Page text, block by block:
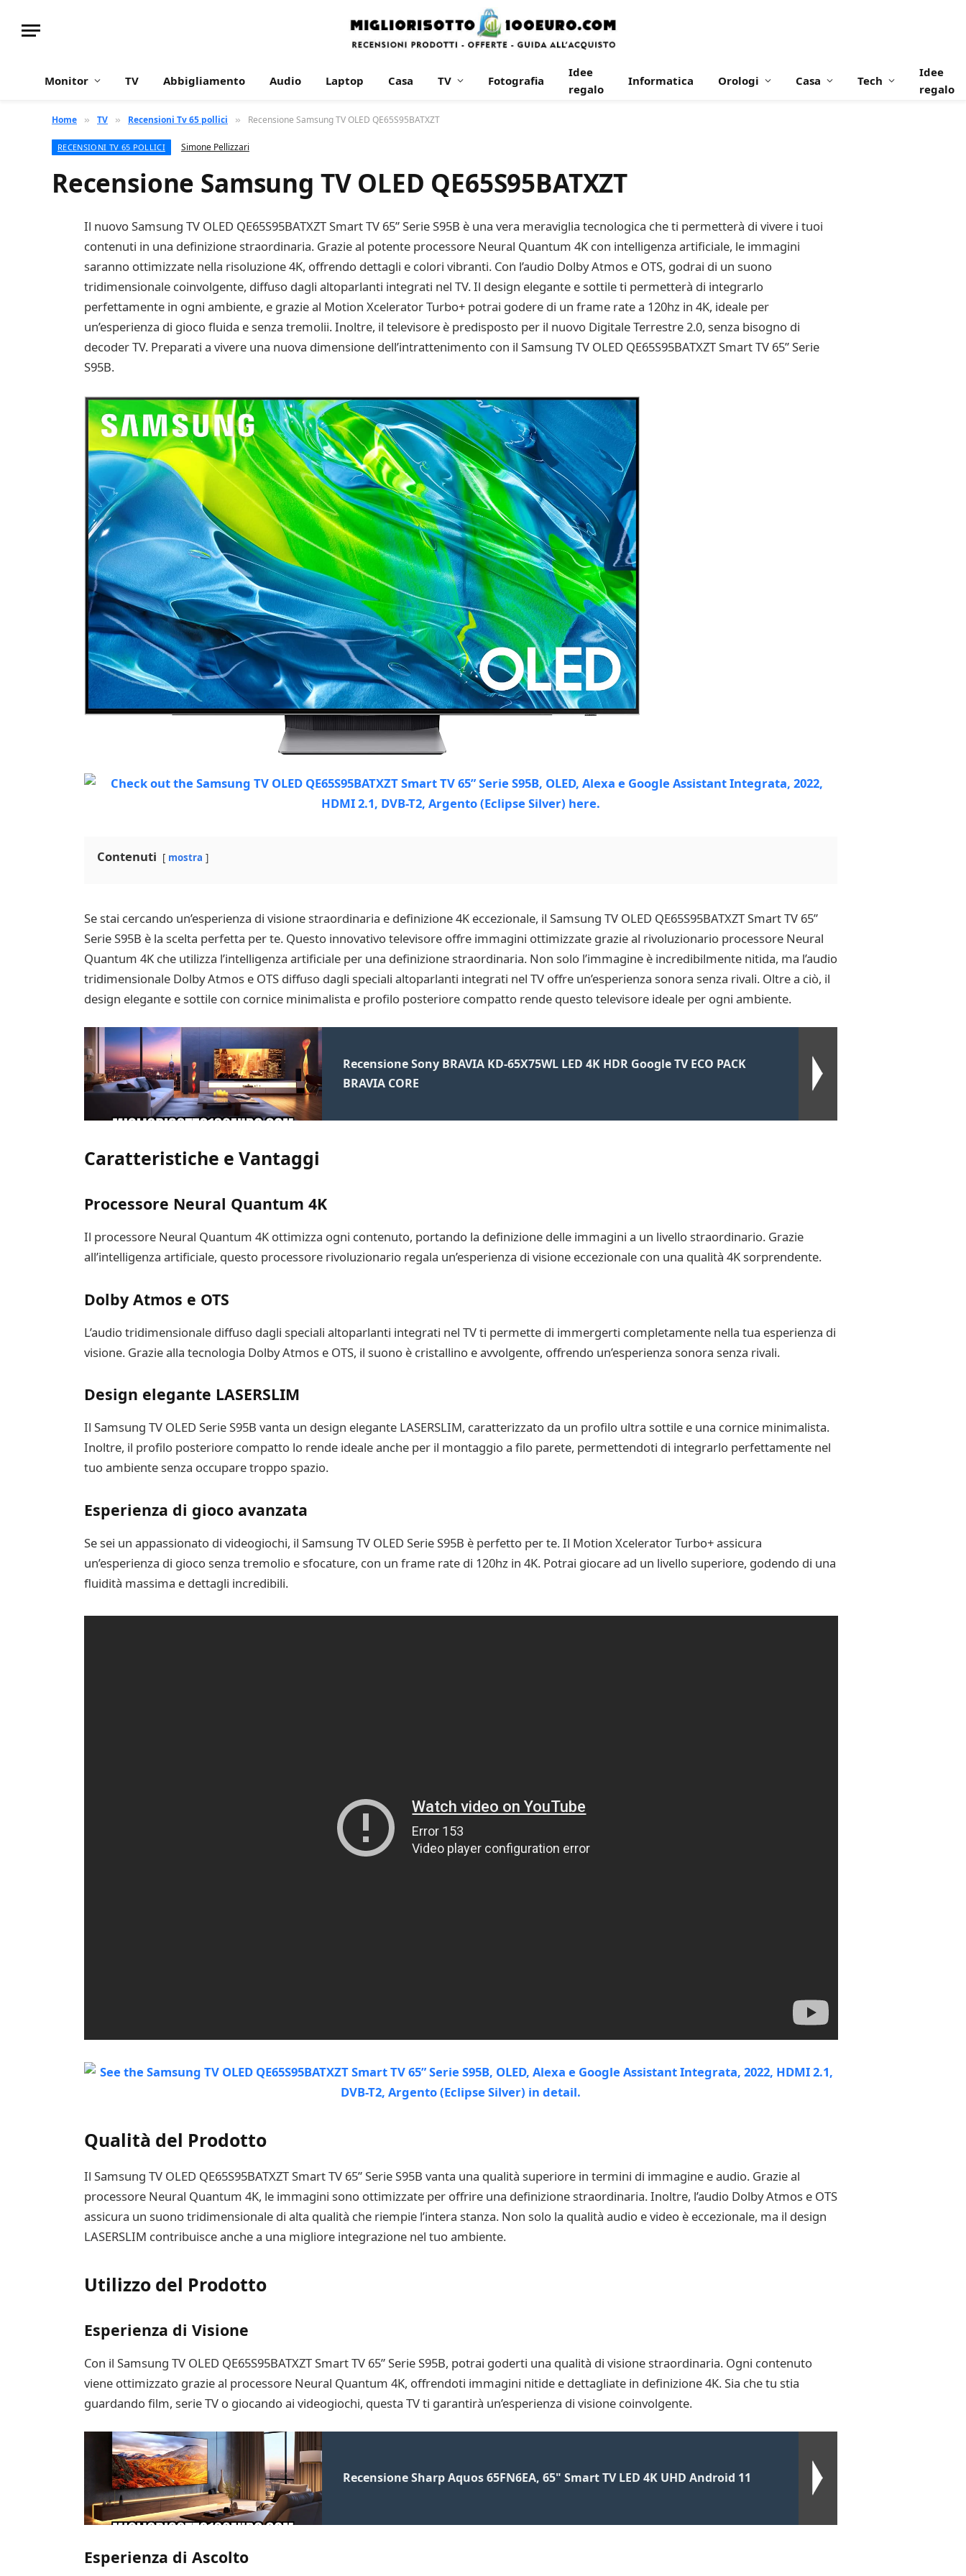
Monitor TV Abbigliamento Audio Laptop Casa TV Fotografia
Idee
regalo
Informatica Orologi Casa Tech
Idee
regalo
Home » TV » Recensioni Tv 65 pollici » Recensione Samsung TV OLED QE65S95BATXZT
RECENSIONI TV 65 POLLICI Simone Pellizzari
Recensione Samsung TV OLED QE65S95BATXZT
Il nuovo Samsung TV OLED QE65S95BATXZT Smart TV 65” Serie S95B è una vera meraviglia tecnologica che ti permetterà di vivere i tuoi
contenuti in una definizione straordinaria. Grazie al potente processore Neural Quantum 4K con intelligenza artificiale, le immagini
saranno ottimizzate nella risoluzione 4K, offrendo dettagli e colori vibranti. Con l’audio Dolby Atmos e OTS, godrai di un suono
tridimensionale coinvolgente, diffuso dagli altoparlanti integrati nel TV. Il design elegante e sottile ti permetterà di integrarlo
perfettamente in ogni ambiente, e grazie al Motion Xcelerator Turbo+ potrai godere di un frame rate a 120hz in 4K, ideale per
un’esperienza di gioco fluida e senza tremolii. Inoltre, il televisore è predisposto per il nuovo Digitale Terrestre 2.0, senza bisogno di
decoder TV. Preparati a vivere una nuova dimensione dell’intrattenimento con il Samsung TV OLED QE65S95BATXZT Smart TV 65” Serie
S95B.
Contenuti mostra
Se stai cercando un’esperienza di visione straordinaria e definizione 4K eccezionale, il Samsung TV OLED QE65S95BATXZT Smart TV 65”
Serie S95B è la scelta perfetta per te. Questo innovativo televisore offre immagini ottimizzate grazie al rivoluzionario processore Neural
Quantum 4K che utilizza l’intelligenza artificiale per una definizione straordinaria. Non solo l’immagine è incredibilmente nitida, ma l’audio
tridimensionale Dolby Atmos e OTS diffuso dagli speciali altoparlanti integrati nel TV offre un’esperienza sonora senza rivali. Oltre a ciò, il
design elegante e sottile con cornice minimalista e profilo posteriore compatto rende questo televisore ideale per ogni ambiente.
Recensione Sony BRAVIA KD-65X75WL LED 4K HDR Google TV ECO PACK
BRAVIA CORE
Caratteristiche e Vantaggi
Processore Neural Quantum 4K
Il processore Neural Quantum 4K ottimizza ogni contenuto, portando la definizione delle immagini a un livello straordinario. Grazie
all’intelligenza artificiale, questo processore rivoluzionario regala un’esperienza di visione eccezionale con una qualità 4K sorprendente.
Dolby Atmos e OTS
L’audio tridimensionale diffuso dagli speciali altoparlanti integrati nel TV ti permette di immergerti completamente nella tua esperienza di
visione. Grazie alla tecnologia Dolby Atmos e OTS, il suono è cristallino e avvolgente, offrendo un’esperienza sonora senza rivali.
Design elegante LASERSLIM
Il Samsung TV OLED Serie S95B vanta un design elegante LASERSLIM, caratterizzato da un profilo ultra sottile e una cornice minimalista.
Inoltre, il profilo posteriore compatto lo rende ideale anche per il montaggio a filo parete, permettendoti di integrarlo perfettamente nel
tuo ambiente senza occupare troppo spazio.
Esperienza di gioco avanzata
Se sei un appassionato di videogiochi, il Samsung TV OLED Serie S95B è perfetto per te. Il Motion Xcelerator Turbo+ assicura
un’esperienza di gioco senza tremolio e sfocature, con un frame rate di 120hz in 4K. Potrai giocare ad un livello superiore, godendo di una
fluidità massima e dettagli incredibili.
Qualità del Prodotto
Il Samsung TV OLED QE65S95BATXZT Smart TV 65” Serie S95B vanta una qualità superiore in termini di immagine e audio. Grazie al
processore Neural Quantum 4K, le immagini sono ottimizzate per offrire una definizione straordinaria. Inoltre, l’audio Dolby Atmos e OTS
assicura un suono tridimensionale di alta qualità che riempie l’intera stanza. Non solo la qualità audio e video è eccezionale, ma il design
LASERSLIM contribuisce anche a una migliore integrazione nel tuo ambiente.
Utilizzo del Prodotto
Esperienza di Visione
Con il Samsung TV OLED QE65S95BATXZT Smart TV 65” Serie S95B, potrai goderti una qualità di visione straordinaria. Ogni contenuto
viene ottimizzato grazie al processore Neural Quantum 4K, offrendoti immagini nitide e dettagliate in definizione 4K. Sia che tu stia
guardando film, serie TV o giocando ai videogiochi, questa TV ti garantirà un’esperienza di visione coinvolgente.
Recensione Sharp Aquos 65FN6EA, 65" Smart TV LED 4K UHD Android 11
Esperienza di Ascolto